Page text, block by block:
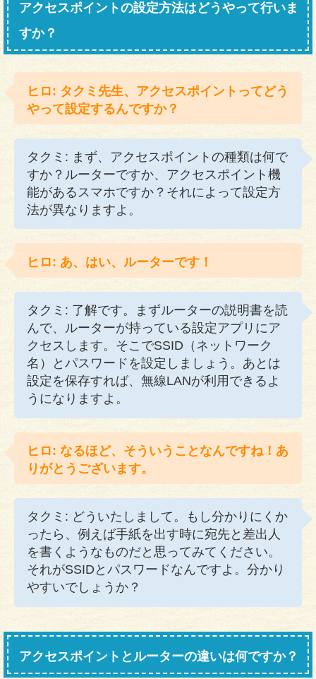
アクセスポイントの設定方法はどうやって行いま
すか？
ヒロ: タクミ先生、アクセスポイントってどう
やって設定するんですか？
タクミ: まず、アクセスポイントの種類は何で
すか？ルーターですか、アクセスポイント機
能があるスマホですか？それによって設定方
法が異なりますよ。
ヒロ: あ、はい、ルーターです！
タクミ: 了解です。まずルーターの説明書を読
んで、ルーターが持っている設定アプリにア
クセスします。そこでSSID（ネットワーク
名）とパスワードを設定しましょう。あとは
設定を保存すれば、無線LANが利用できるよ
うになりますよ。
ヒロ: なるほど、そういうことなんですね！あ
りがとうございます。
タクミ: どういたしまして。もし分かりにくか
ったら、例えば手紙を出す時に宛先と差出人
を書くようなものだと思ってみてください。
それがSSIDとパスワードなんですよ。分かり
やすいでしょうか？
アクセスポイントとルーターの違いは何ですか？